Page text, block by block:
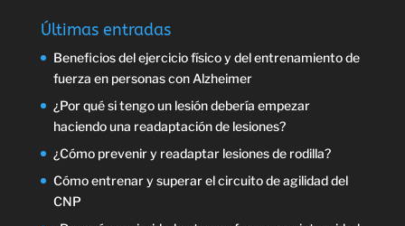
Últimas entradas
Beneficios del ejercicio físico y del entrenamiento de
fuerza en personas con Alzheimer
¿Por qué si tengo un lesión debería empezar
haciendo una readaptación de lesiones?
¿Cómo prevenir y readaptar lesiones de rodilla?
Cómo entrenar y superar el circuito de agilidad del
CNP